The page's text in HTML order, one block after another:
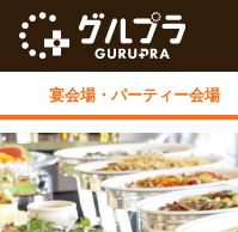
宴会場・ パーティー会場